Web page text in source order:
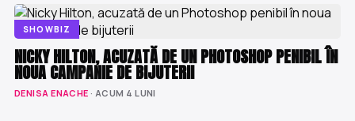
SHOWBIZ
NICKY HILTON, ACUZATĂ DE UN PHOTOSHOP PENIBIL ÎN
NOUA CAMPANIE DE BIJUTERII
DENISA ENACHE · ACUM 4 LUNI